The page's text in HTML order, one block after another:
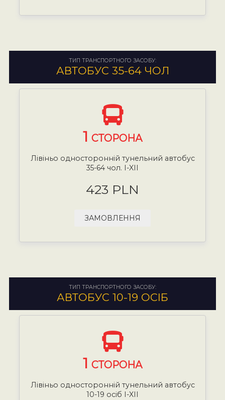
ТИП ТРАНСПОРТНОГО ЗАСОБУ:
АВТОБУС 35-64 ЧОЛ
1 СТОРОНА
Лівіньо односторонній тунельний автобус
35-64 чол. I-XII
423 PLN
ЗАМОВЛЕННЯ
ТИП ТРАНСПОРТНОГО ЗАСОБУ:
АВТОБУС 10-19 ОСІБ
1 СТОРОНА
Лівіньо односторонній тунельний автобус
10-19 осіб I-XII